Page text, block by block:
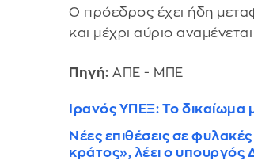
Ο πρόεδρος έχει ήδη
και μέχρι αύριο
Πηγή: ΑΠΕ - ΜΠΕ
Ιρανός ΥΠΕΞ: Το δικαίωμα
Νέες επιθέσεις σε
κράτος», λέει ο υπουργός